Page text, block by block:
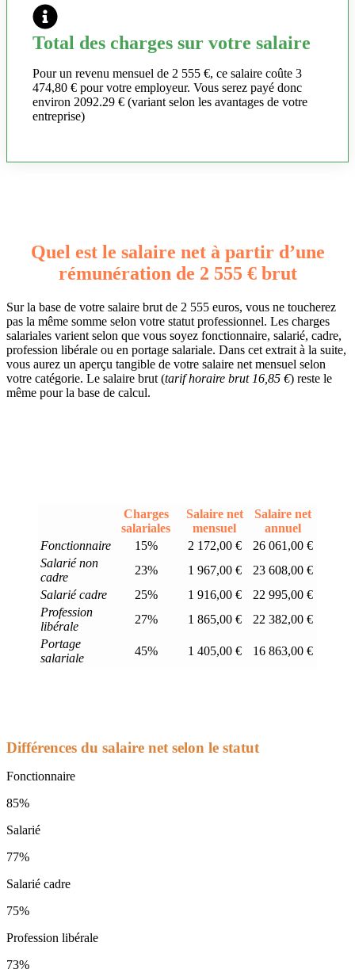
Total des charges sur votre salaire
Pour un revenu mensuel de 2 555 €, ce salaire coûte 3
474,80 € pour votre employeur. Vous serez payé donc
environ 2092.29 € (variant selon les avantages de votre
entreprise)
Quel est le salaire net à partir d’une
rémunération de 2 555 € brut
Sur la base de votre salaire brut de 2 555 euros, vous ne toucherez
pas la même somme selon votre statut professionnel. Les charges
salariales varient selon que vous soyez fonctionnaire, salarié, cadre,
profession libérale ou en portage salariale. Dans cet extrait à la suite,
vous aurez un aperçu tangible de votre salaire net mensuel selon
votre catégorie. Le salaire brut (tarif horaire brut 16,85 €) reste le
même pour la base de calcul.
Charges
salariales
Salaire net
mensuel
Salaire net
annuel
Fonctionnaire
15% 2 172,00 €
26 061,00 €
Salarié non
cadre
23% 1 967,00 €
23 608,00 €
Salarié cadre
25% 1 916,00 €
22 995,00 €
Profession
libérale
27% 1 865,00 €
22 382,00 €
Portage
salariale
45% 1 405,00 € 16 863,00 €
Différences du salaire net selon le statut
Fonctionnaire
85%
Salarié
77%
Salarié cadre
75%
Profession libérale
73%